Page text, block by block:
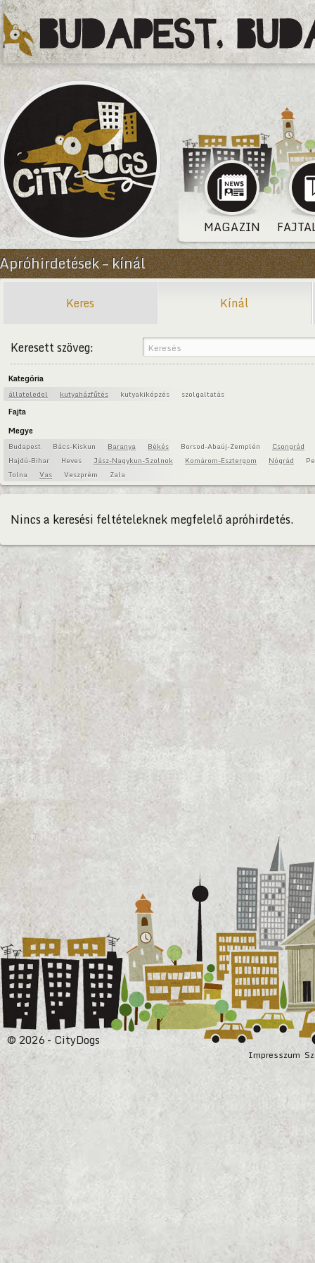
MAGAZIN
Apróhirdetések – kínál
Keres Kínál
Keresett szöveg:
Kategória
állateledel kutyaházfűtés kutyakiképzés szolgaltatás
Fajta
Megye
Budapest Bács-Kiskun Baranya Békés Borsod-Abaúj-Zemplén
Csongrád
Hajdú-Bihar
Heves Jász-Nagykun-Szolnok Komárom-Esztergom Nógrád
Tolna
Vas Veszprém Zala
Nincs a keresési feltételeknek megfelelő apróhirdetés.
Impresszum
© 2026 - CityDogs